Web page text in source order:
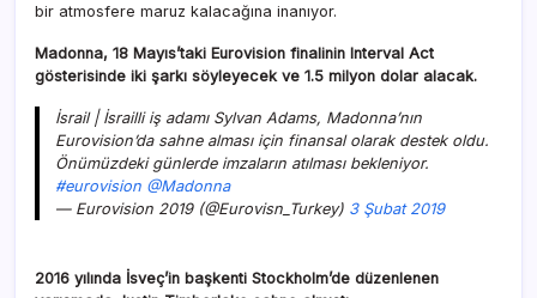
bir atmosfere maruz kalacağına inanıyor.
Madonna, 18 Mayıs’taki Eurovision finalinin Interval Act
gösterisinde iki şarkı söyleyecek ve 1.5 milyon dolar alacak.
İsrail | İsrailli iş adamı Sylvan Adams, Madonna’nın
Eurovision’da sahne alması için finansal olarak destek oldu.
Önümüzdeki günlerde imzaların atılması bekleniyor.
#eurovision @Madonna
— Eurovision 2019 (@Eurovisn_Turkey) 3 Şubat 2019
2016 yılında İsveç’in başkenti Stockholm’de düzenlenen